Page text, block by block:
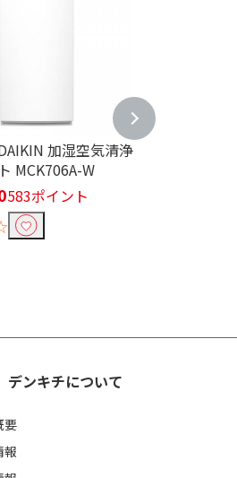
加湿空気清浄
MCK706A-W
583ポイント
デンキチについて
要
報